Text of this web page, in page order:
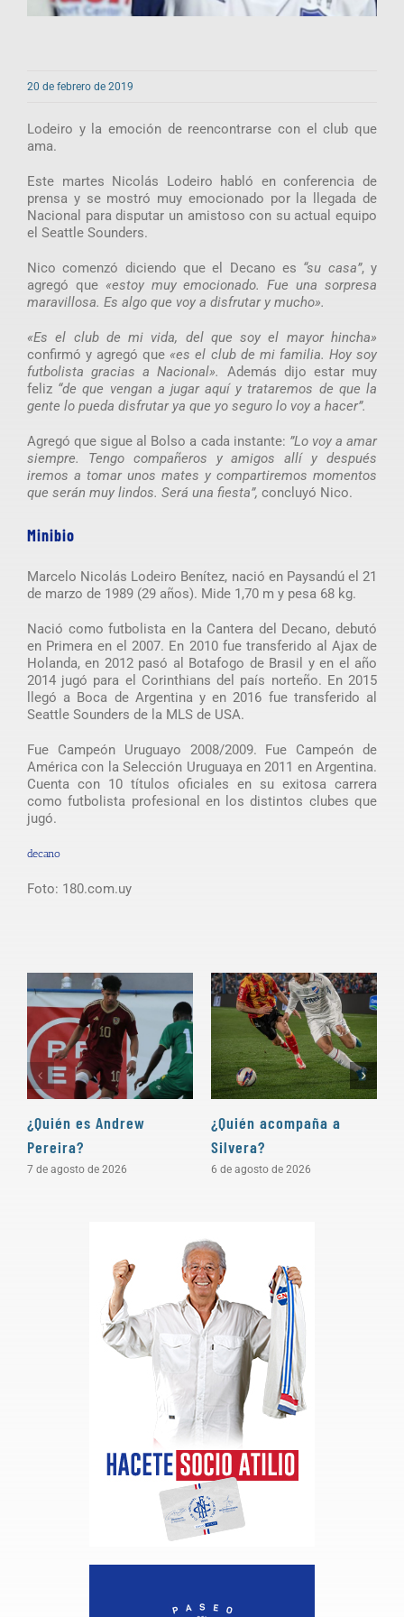
20 de febrero de 2019
Lodeiro y la emoción de reencontrarse con el club que
ama.
Este martes Nicolás Lodeiro habló en conferencia de
prensa y se mostró muy emocionado por la llegada de
Nacional para disputar un amistoso con su actual equipo
el Seattle Sounders.
Nico comenzó diciendo que el Decano es “su casa”, y
agregó que «estoy muy emocionado. Fue una sorpresa
maravillosa. Es algo que voy a disfrutar y mucho».
«Es el club de mi vida, del que soy el mayor hincha»
confirmó y agregó que «es el club de mi familia. Hoy soy
futbolista gracias a Nacional».
Además dijo estar muy
feliz “de que vengan a jugar aquí y trataremos de que la
gente lo pueda disfrutar ya que yo seguro lo voy a hacer”.
Agregó que sigue al Bolso a cada instante: ”Lo voy a amar
siempre. Tengo compañeros y amigos allí y después
iremos a tomar unos mates y compartiremos momentos
que serán muy lindos. Será una fiesta”, concluyó Nico.
Minibio
Marcelo Nicolás Lodeiro Benítez, nació en Paysandú el 21
de marzo de 1989 (29 años). Mide 1,70 m y pesa 68 kg.
Nació como futbolista en la Cantera del Decano, debutó
en Primera en el 2007. En 2010 fue transferido al Ajax de
Holanda, en 2012 pasó al Botafogo de Brasil y en el año
2014 jugó para el Corinthians del país norteño. En 2015
llegó a Boca de Argentina y en 2016 fue transferido al
Seattle Sounders de la MLS de USA.
Fue Campeón Uruguayo 2008/2009. Fue Campeón de
América con la Selección Uruguaya en 2011 en Argentina.
Cuenta con 10 títulos oficiales en su exitosa carrera
como futbolista profesional en los distintos clubes que
jugó.
decano
Foto: 180.com.uy
¿Quién es Andrew
Pereira?
7 de agosto de 2026
¿Quién acompaña a
Silvera?
6 de agosto de 2026